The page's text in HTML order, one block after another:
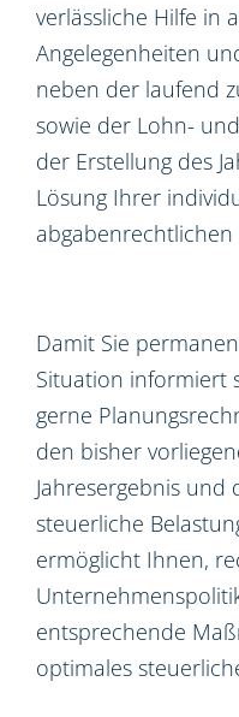
verlässliche Hilfe in
Angelegenheiten
neben der laufend
sowie der Lohn-
der Erstellung des
Lösung Ihrer
abgabenrechtlichen
Damit Sie
Situation informiert
gerne
den bisher
Jahresergebnis
steuerliche
ermöglicht Ihnen,
entsprechende
optimales